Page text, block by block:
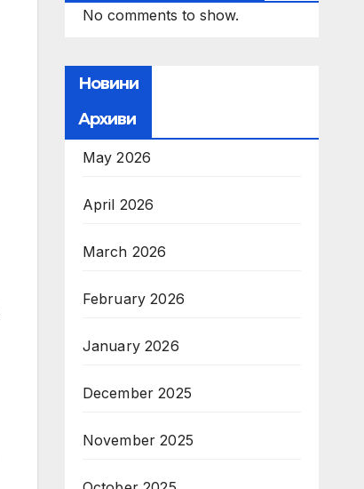
No comments to show.
Новини
Архиви
May 2026
April 2026
March 2026
February 2026
January 2026
December 2025
November 2025